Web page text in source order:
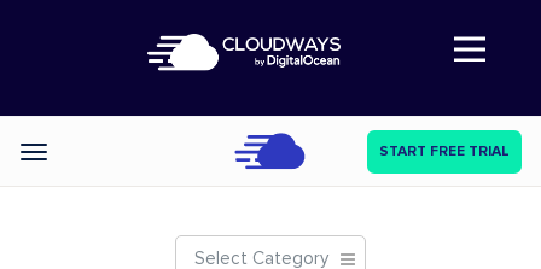
Abre a navegação
Categories START FREE TRIAL
Select Category